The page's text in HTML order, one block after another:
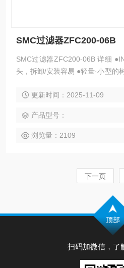
SMC过滤器ZFC200-06B
SMC过滤器ZFC200-06B 详细
头，拆卸/安装容易 ●轻量·小型的
l/min;过滤面积:1255 mm2
更新时间：2025-11-09
产品型号：
浏览量：2109
下一页
扫码加微信，了